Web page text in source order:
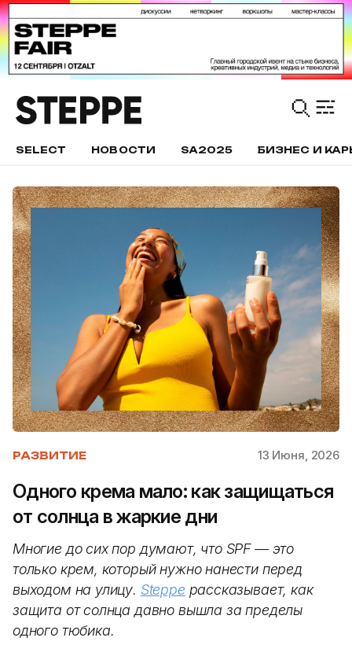
SELECT НОВОСТИ SA2025 БИЗНЕС И
РАЗВИТИЕ 13 Июня, 2026
Одного крема мало: как защищаться
от солнца в жаркие дни
Многие до сих пор думают, что SPF — это
только крем, который нужно нанести перед
выходом на улицу. Steppe рассказывает, как
защита от солнца давно вышла за пределы
одного тюбика.